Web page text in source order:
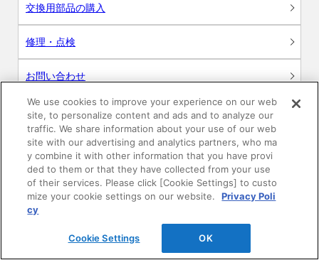
交換用部品の購入
修理・点検
お問い合わせ
ログイン
建築・設計関係者様向けサイト
ユーザー登録サービス
WEB見積システム
収納プランニングソフト
We use cookies to improve your experience on our web
site, to personalize content and ads and to analyze our
traffic. We share information about your use of our web
site with our advertising and analytics partners, who ma
y combine it with other information that you have provi
ded to them or that they have collected from your use
of their services. Please click [Cookie Settings] to custo
mize your cookie settings on our website.
Privacy Poli
cy
Cookie Settings OK